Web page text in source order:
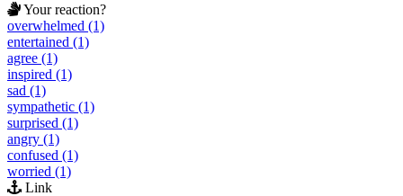
Your reaction?
overwhelmed (1)
entertained (1)
agree (1)
inspired (1)
sad (1)
sympathetic (1)
surprised (1)
angry (1)
confused (1)
worried (1)
Link